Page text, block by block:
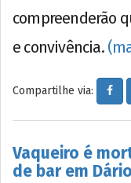
compreenderão
e convivência.
Compartilhe via:
Vaqueiro é
de bar em